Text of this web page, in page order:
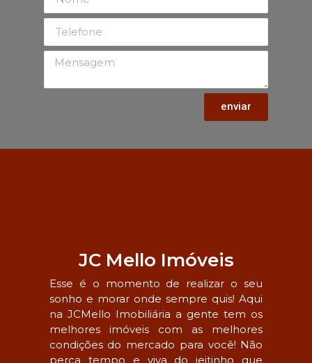
enviar
JC Mello Imóveis
Esse é o momento de realizar o seu
sonho e morar onde sempre quis! Aqui
na JCMello Imobiliária a gente tem os
melhores imóveis com as melhores
condições do mercado para você! Não
perca tempo e viva do jeitinho que